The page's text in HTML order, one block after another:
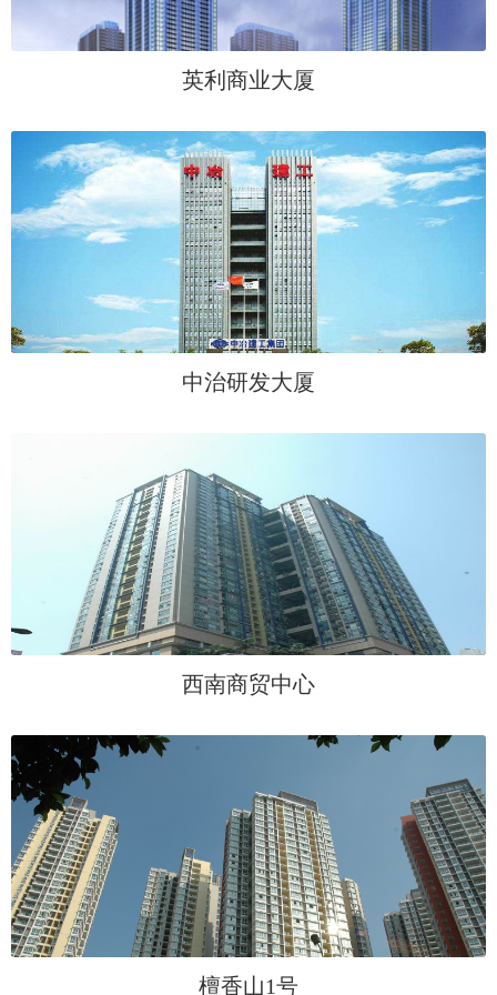
英利商业大厦
中治研发大厦
西南商贸中心
檀香山1号